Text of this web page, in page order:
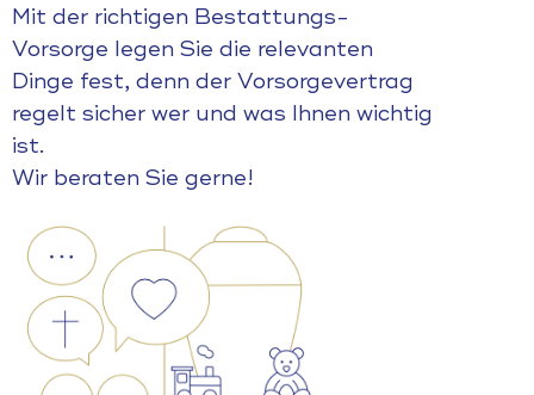
Mit der richtigen Bestattungs-
Vorsorge legen Sie die relevanten
Dinge fest, denn der Vorsorgevertrag
regelt sicher wer und was Ihnen wichtig
ist.
Wir beraten Sie gerne!